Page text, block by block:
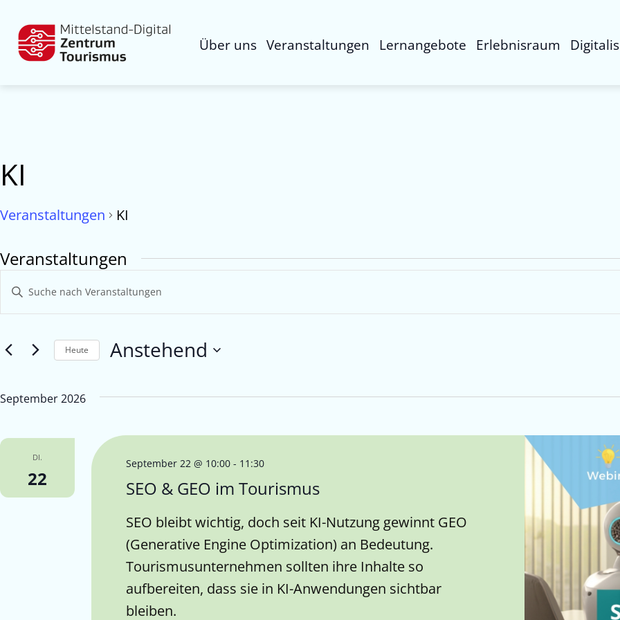
Über uns Veranstaltungen Lernangebote Erlebnisraum
KI
Veranstaltungen KI
Veranstaltungen
Veranstaltungen
Suche
Ansichten,
Bitte
Schlüsselwort
eingeben.
nach
Veranstaltungen
Heute Anstehend
September 2026
DI.
22 SEO & GEO im Tourismus
September 22 @ 10:00 - 11:30
SEO bleibt wichtig, doch seit KI-Nutzung gewinnt GEO
(Generative Engine Optimization) an Bedeutung.
Tourismusunternehmen sollten ihre Inhalte so
aufbereiten, dass sie in KI-Anwendungen sichtbar
bleiben.